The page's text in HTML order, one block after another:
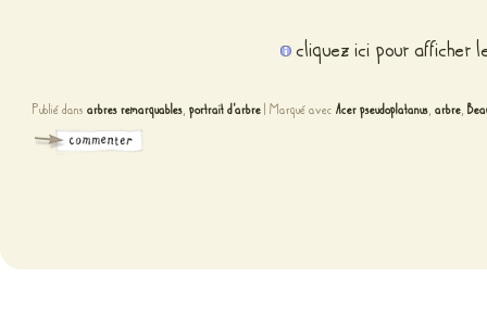
cliquez ici pour afficher
Publié dans arbres remarquables, portrait d'arbre Marqué avec Acer pseudoplatanus, arbre,